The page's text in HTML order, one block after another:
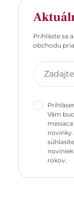
Prihláste sa
obchodu
Vám
rokov.